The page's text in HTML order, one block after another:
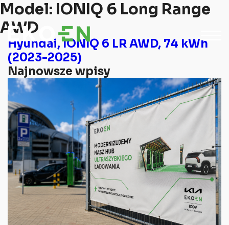
Model: IONIQ 6 Long Range
AWD
Hyundai, IONIQ 6 LR AWD, 74 kWh
(2023-2025)
Najnowsze wpisy